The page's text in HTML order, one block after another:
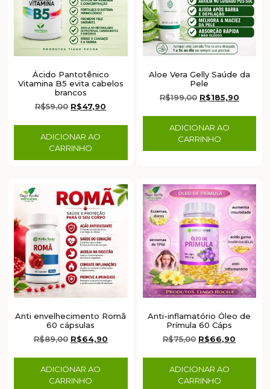
Ácido Pantotênico
Vitamina B5 evita cabelos
brancos
R$59,00 R$47,90
ADICIONAR AO
CARRINHO
Aloe Vera Gelly Saúde da
Pele
R$199,00 R$185,90
ADICIONAR AO
CARRINHO
Anti envelhecimento Romã
60 cápsulas
R$89,00 R$64,90
ADICIONAR AO
CARRINHO
Anti-inflamatório Óleo de
Prímula 60 Cáps
R$75,00 R$66,90
ADICIONAR AO
CARRINHO